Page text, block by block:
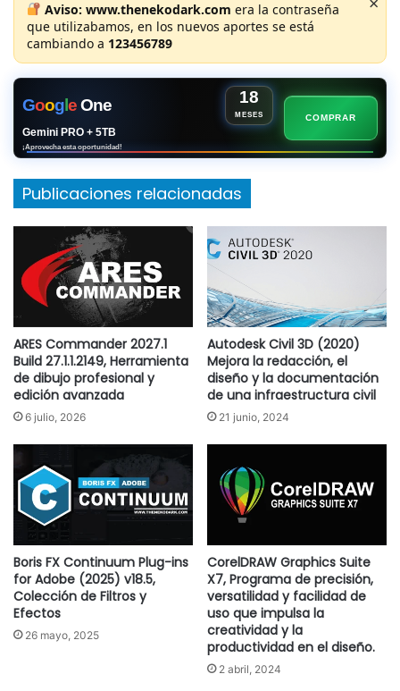
Aviso: www.thenekodark.com era la contraseña
que utilizabamos, en los nuevos aportes se está
cambiando a 123456789
GoogeOne 18
MESES
Gemini PRO + 5TB
¡Aprovecha esta oportunidad!
COMPRAR
Publicaciones relacionadas
ARES Commander 2027.1
Build 27.1.1.2149, Herramienta
de dibujo profesional y
edición avanzada
6 julio, 2026
Autodesk Civil 3D (2020)
Mejora la redacción, el
diseño y la documentación
de una infraestructura civil
21 junio, 2024
Boris FX Continuum Plug-ins
for Adobe (2025) v18.5,
Colección de Filtros y
Efectos
26 mayo, 2025
CorelDRAW Graphics Suite
X7, Programa de precisión,
versatilidad y facilidad de
uso que impulsa la
creatividad y la
productividad en el diseño.
2 abril, 2024